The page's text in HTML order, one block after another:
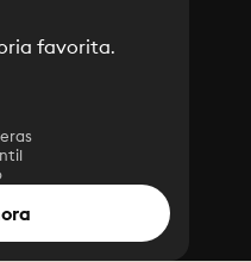
favorita.